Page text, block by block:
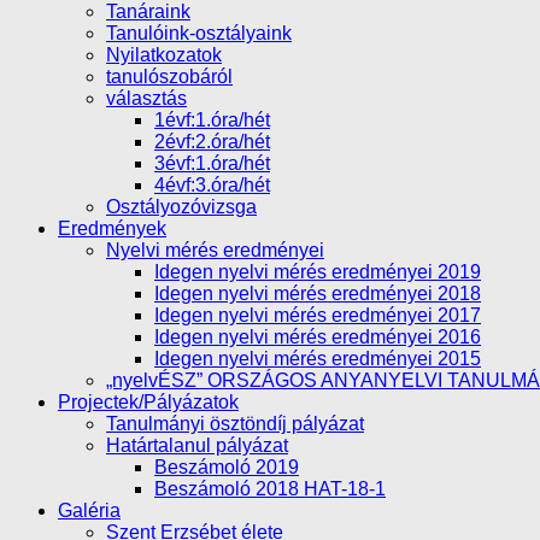
Tanáraink
Tanulóink-osztályaink
Nyilatkozatok
tanulószobáról
választás
1évf:1.óra/hét
2évf:2.óra/hét
3évf:1.óra/hét
4évf:3.óra/hét
Osztályozóvizsga
Eredmények
Nyelvi mérés eredményei
Idegen nyelvi mérés eredményei 2019
Idegen nyelvi mérés eredményei 2018
Idegen nyelvi mérés eredményei 2017
Idegen nyelvi mérés eredményei 2016
Idegen nyelvi mérés eredményei 2015
„nyelvÉSZ” ORSZÁGOS ANYANYELVI
Projectek/Pályázatok
Tanulmányi ösztöndíj pályázat
Határtalanul pályázat
Beszámoló 2019
Beszámoló 2018 HAT-18-1
Galéria
Szent Erzsébet élete